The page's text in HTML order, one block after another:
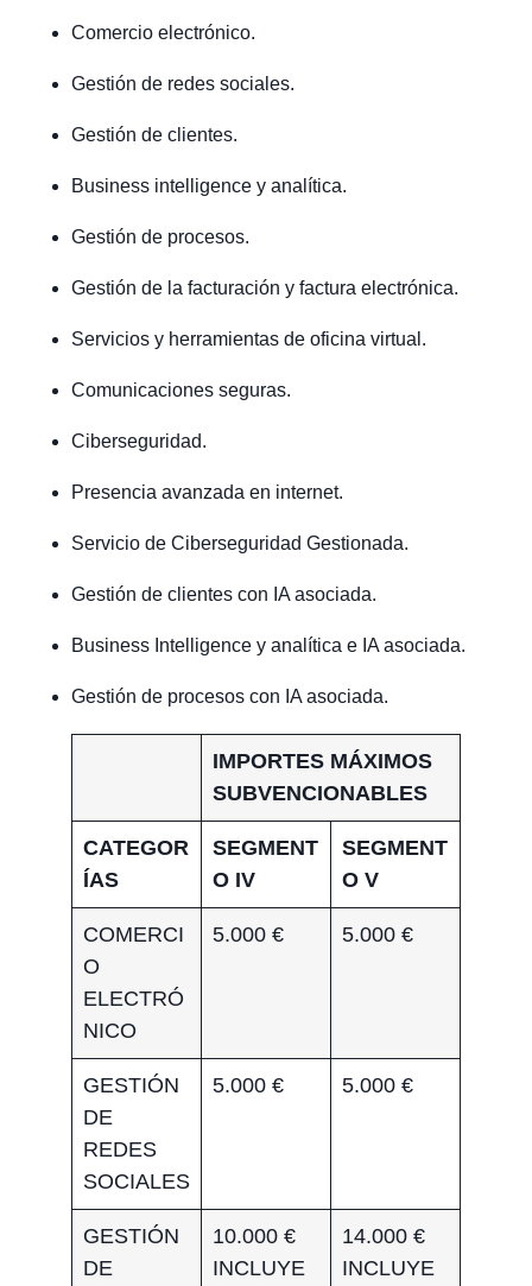
Comercio electrónico.
Gestión de redes sociales.
Gestión de clientes.
Business intelligence y analítica.
Gestión de procesos.
Gestión de la facturación y factura electrónica.
Servicios y herramientas de oficina virtual.
Comunicaciones seguras.
Ciberseguridad.
Presencia avanzada en internet.
Servicio de Ciberseguridad Gestionada.
Gestión de clientes con IA asociada.
Business Intelligence y analítica e IA asociada.
Gestión de procesos con IA asociada.
IMPORTES MÁXIMOS
SUBVENCIONABLES
CATEGOR
ÍAS
SEGMENT
O IV
SEGMENT
O V
COMERCI
O
ELECTRÓ
NICO
5.000 € 5.000 €
GESTIÓN
DE
REDES
SOCIALES
5.000 € 5.000 €
GESTIÓN
DE
10.000 €
INCLUYE
14.000 €
INCLUYE